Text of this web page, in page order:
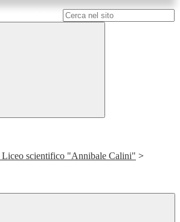
Liceo scientifico "Annibale Calini" >